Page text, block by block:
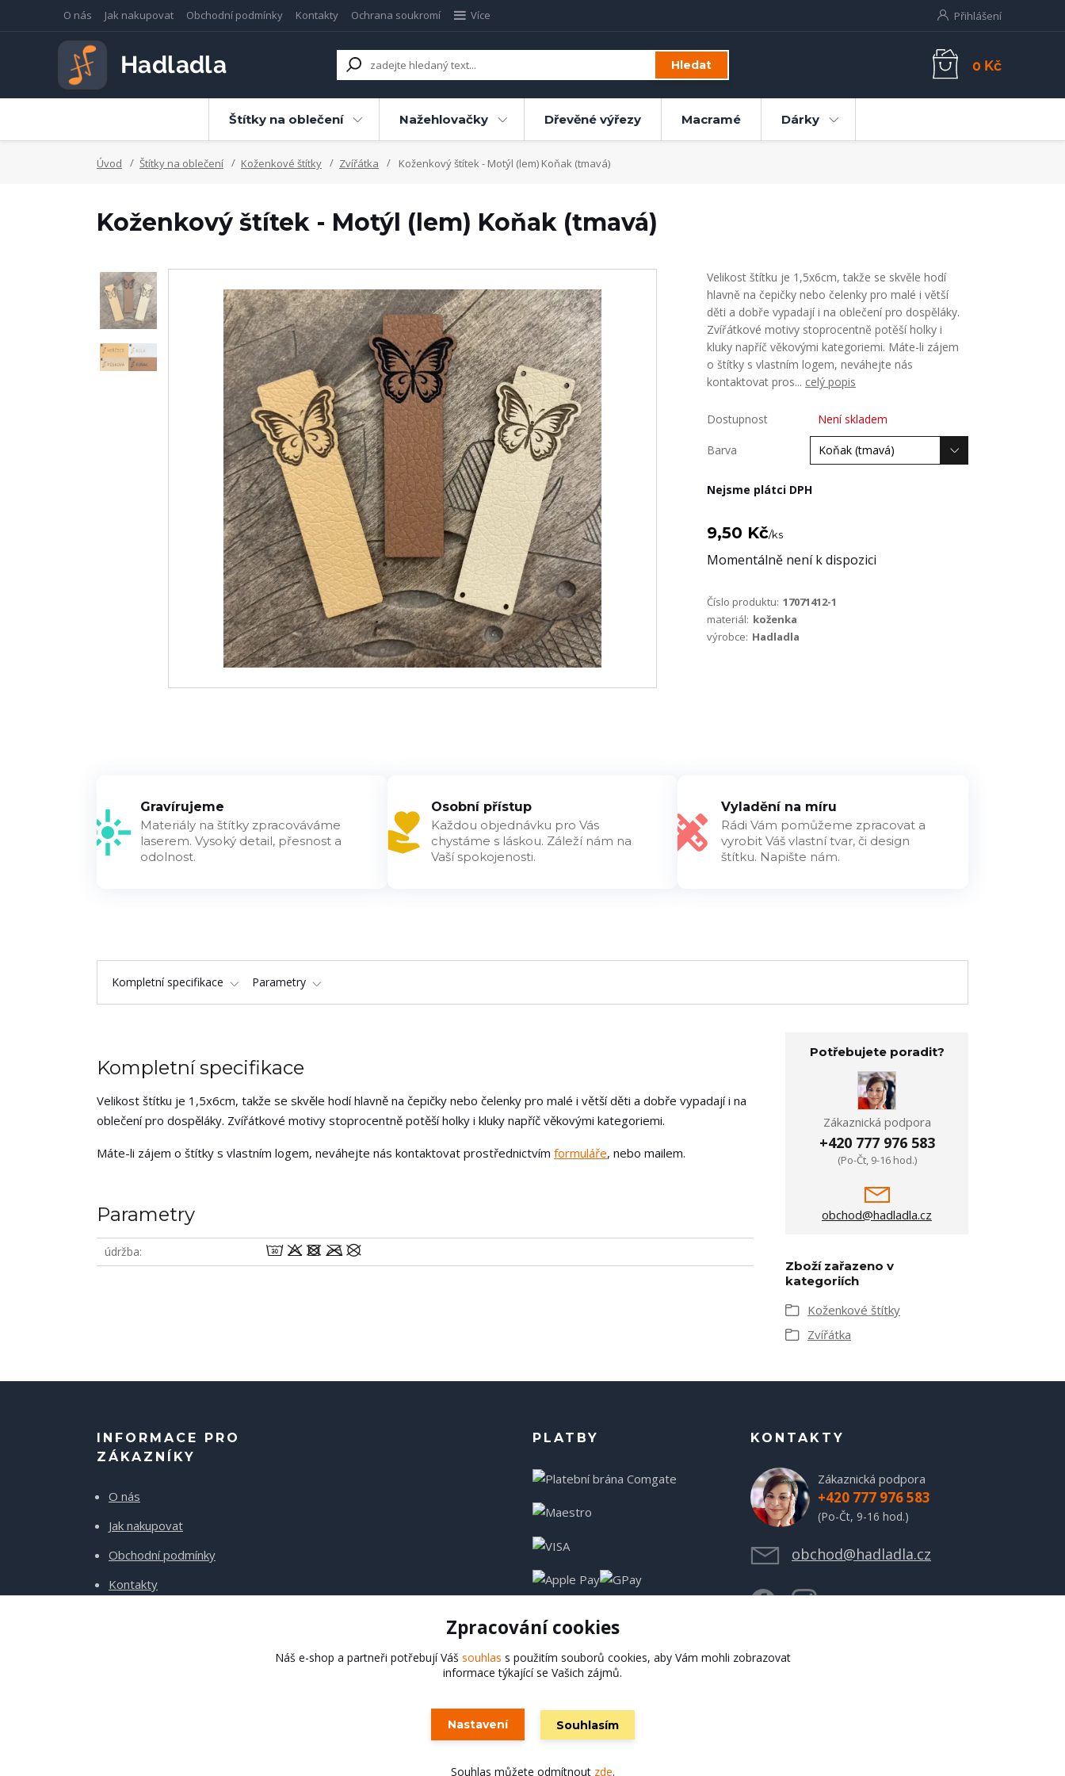
O nás Jak nakupovat Obchodní podmínky Kontakty Ochrana soukromí Více Přihlášení
Hledat 0 Kč
Štítky na oblečení Nažehlovačky Dřevěné výřezy Macramé Dárky
Úvod Štítky na oblečení Koženkové štítky Zvířátka Koženkový štítek - Motýl (lem) Koňak (tmavá)
Koženkový štítek - Motýl (lem) Koňak (tmavá)
Velikost štítku je 1,5x6cm, takže se skvěle hodí
hlavně na čepičky nebo čelenky pro malé i větší
děti a dobře vypadají i na oblečení pro dospěláky.
Zvířátkové motivy stoprocentně potěší holky i
kluky napříč věkovými kategoriemi. Máte-li zájem
o štítky s vlastním logem, neváhejte nás
kontaktovat pros... celý popis
Dostupnost Není skladem
Barva
Nejsme plátci DPH
9,50 Kč/ks
Momentálně není k dispozici
Číslo produktu: 17071412-1
materiál: koženka
výrobce: Hadladla
Gravírujeme
Materiály na štítky zpracováváme
laserem. Vysoký detail, přesnost a
odolnost.
Osobní přístup
Každou objednávku pro Vás
chystáme s láskou. Záleží nám na
Vaší spokojenosti.
Vyladění na míru
Rádi Vám pomůžeme zpracovat a
vyrobit Váš vlastní tvar, či design
štítku. Napište nám.
Kompletní specifikace Parametry
Kompletní specifikace
Velikost štítku je 1,5x6cm, takže se skvěle hodí hlavně na čepičky nebo čelenky pro malé i větší děti a dobře vypadají i na
oblečení pro dospěláky. Zvířátkové motivy stoprocentně potěší holky i kluky napříč věkovými kategoriemi.
Máte-li zájem o štítky s vlastním logem, neváhejte nás kontaktovat prostřednictvím formuláře, nebo mailem.
Parametry
údržba wodmU
Potřebujete poradit?
Zákaznická podpora
+420 777 976 583
(Po-Čt, 9-16 hod.)
obchod@hadladla.cz
Zboží zařazeno v
kategoriích
Koženkové štítky
Zvířátka
INFORMACE PRO
ZÁKAZNÍKY
O nás
Jak nakupovat
Obchodní podmínky
Kontakty
PLATBY KONTAKTY
Zákaznická podpora
+420 777 976 583
(Po-Čt, 9-16 hod.)
obchod@hadladla.cz
Hadladla.cz
Zpracování cookies
Náš e-shop a partneři potřebují Váš souhlas s použitím souborů cookies, aby Vám mohli zobrazovat
informace týkající se Vašich zájmů.
Nastavení Souhlasím
Souhlas můžete odmítnout zde.